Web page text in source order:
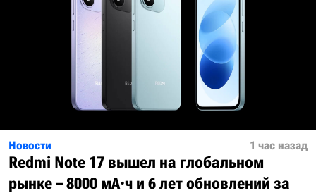
Новости 1 час назад
Redmi Note 17 вышел на глобальном
рынке – 8000 мА·ч и 6 лет обновлений за